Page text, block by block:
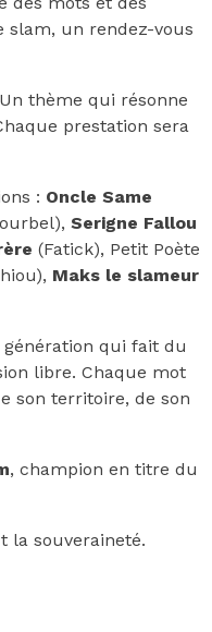
slam, un rendez-vous
thème qui résonne
prestation sera
: Oncle Same
Serigne Fallou
(Fatick), Petit Poète
Maks le slameur
génération qui fait du
libre. Chaque mot
son territoire, de son
, champion en titre du
la souveraineté.